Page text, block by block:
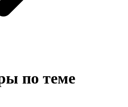
по теме